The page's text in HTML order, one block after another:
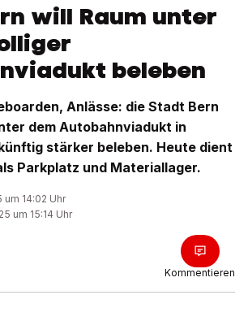
will Raum unter
beleben
Anlässe: die Stadt Bern
dem Autobahnviadukt in
stärker beleben. Heute dient
Parkplatz und Materiallager.
14:02 Uhr
um 15:14 Uhr
Kommentieren